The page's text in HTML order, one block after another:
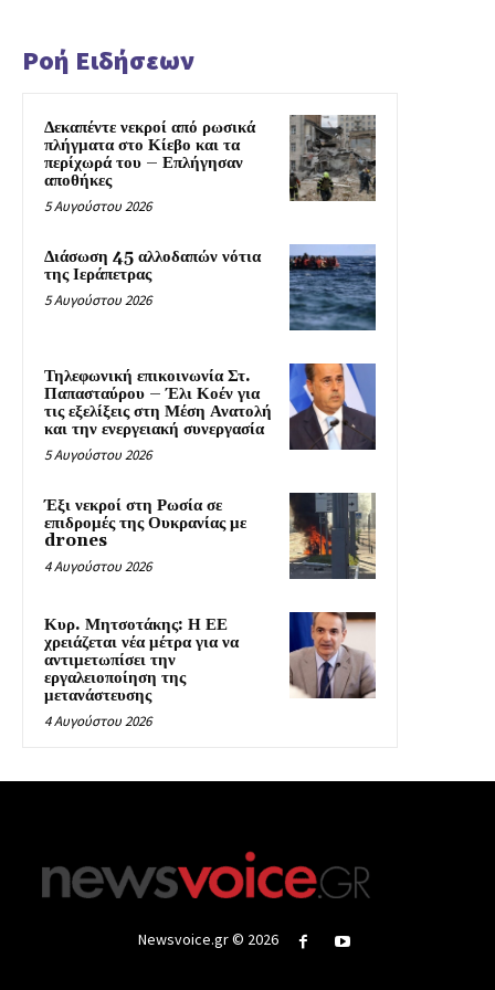
Ροή Ειδήσεων
Δεκαπέντε νεκροί από ρωσικά
πλήγματα στο Κίεβο και τα
περίχωρά του – Επλήγησαν
αποθήκες
5 Αυγούστου 2026
Διάσωση 45 αλλοδαπών νότια
της Ιεράπετρας
5 Αυγούστου 2026
Τηλεφωνική επικοινωνία Στ.
Παπασταύρου – Έλι Κοέν για
τις εξελίξεις στη Μέση Ανατολή
και την ενεργειακή συνεργασία
5 Αυγούστου 2026
Έξι νεκροί στη Ρωσία σε
επιδρομές της Ουκρανίας με
drones
4 Αυγούστου 2026
Κυρ. Μητσοτάκης: Η ΕΕ
χρειάζεται νέα μέτρα για να
αντιμετωπίσει την
εργαλειοποίηση της
μετανάστευσης
4 Αυγούστου 2026
Newsvoice.gr © 2026